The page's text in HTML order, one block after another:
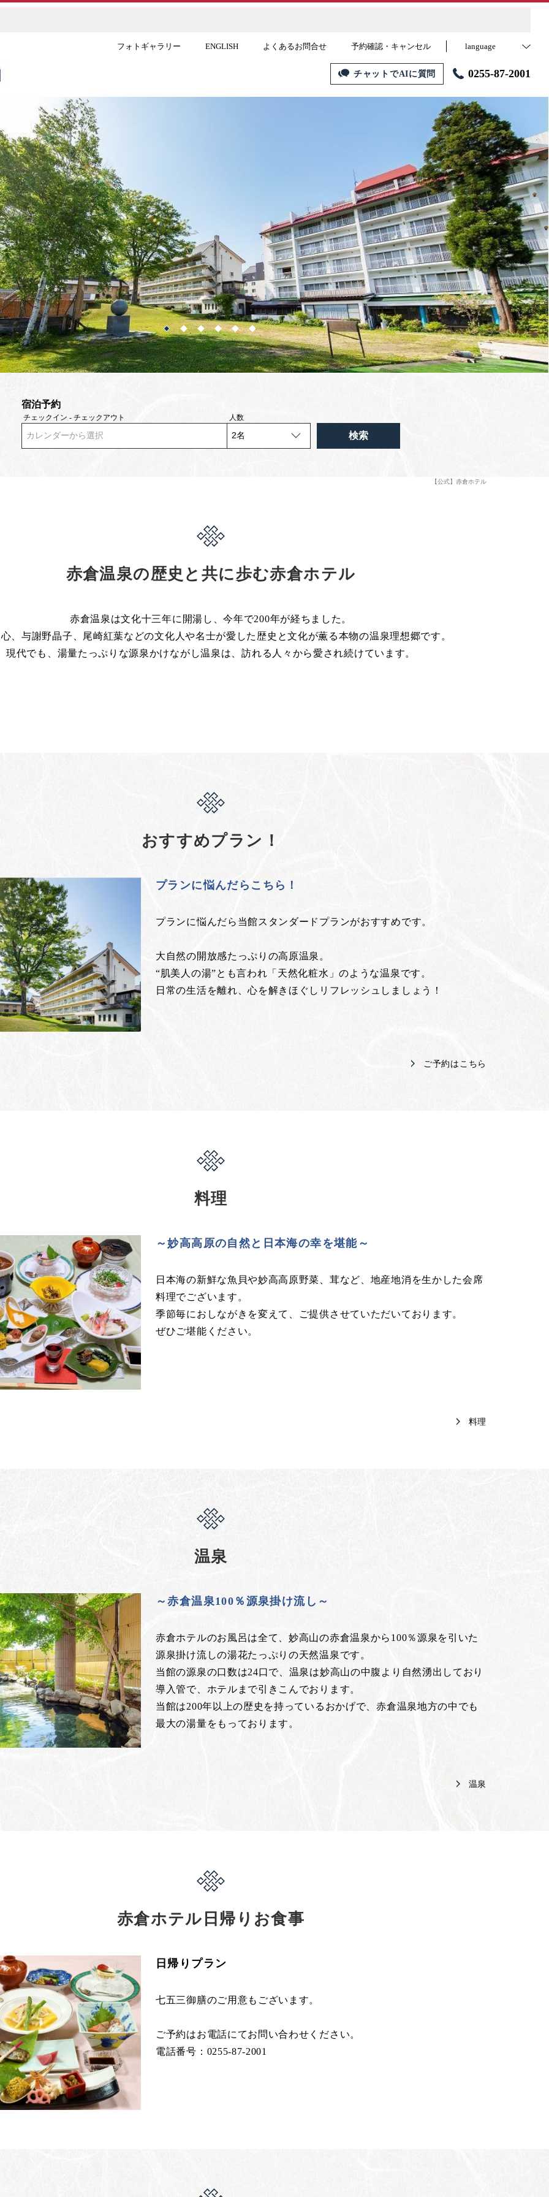
フォトギャラリー ENGLISH よくあるお問合せ 予約確認・キャンセル language
チャットでAIに質問 0255-87-2001
宿泊予約
チェックイン - チェックアウト
カレンダーから選択
人数
検索
【公式】赤倉ホテル
赤倉温泉の歴史と共に歩む赤倉ホテル
赤倉温泉は文化十三年に開湯し、今年で200年が経ちました。
、与謝野晶子、尾崎紅葉などの文化人や名士が愛した歴史と文化が薫る本物の温泉理想郷です。
現代でも、湯量たっぷりな源泉かけながし温泉は、訪れる人々から愛され続けています。
おすすめプラン！
プランに悩んだらこちら！
プランに悩んだら当館スタンダードプランがおすすめです。
大自然の開放感たっぷりの高原温泉。
“肌美人の湯”とも言われ「天然化粧水」のような温泉です。
日常の生活を離れ、心を解きほぐしリフレッシュしましょう！
ご予約はこちら
料理
～妙高高原の自然と日本海の幸を堪能～
日本海の新鮮な魚貝や妙高高原野菜、茸など、地産地消を生かした会席
料理でございます。
季節毎におしながきを変えて、ご提供させていただいております。
ぜひご堪能ください。
料理
温泉
～赤倉温泉100％源泉掛け流し～
赤倉ホテルのお風呂は全て、妙高山の赤倉温泉から100％源泉を引いた
源泉掛け流しの湯花たっぷりの天然温泉です。
当館の源泉の口数は24口で、温泉は妙高山の中腹より自然湧出しており
導入管で、ホテルまで引きこんでおります。
当館は200年以上の歴史を持っているおかげで、赤倉温泉地方の中でも
最大の湯量をもっております。
温泉
赤倉ホテル日帰りお食事
日帰りプラン
七五三御膳のご用意もございます。
ご予約はお電話にてお問い合わせください。
電話番号：0255-87-2001